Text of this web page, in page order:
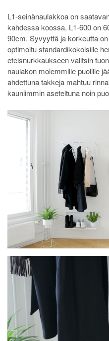
L1-seinänaulakkoa on
kahdessa koossa, L1-600 on
90cm. Syvyyttä ja korkeutta
optimoitu standardikokoisille
eteisnurkkaukseen valitsin
naulakon molemmille puolille
ahdettuna takkeja mahtuu
kauniimmin aseteltuna noin